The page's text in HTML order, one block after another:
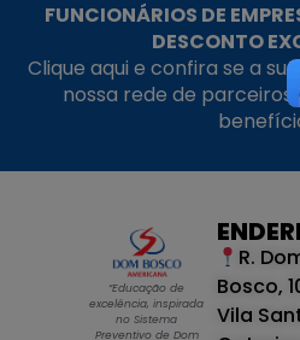
FUNCIONÁRIOS DE
DESCONTO
Clique aqui e confira se a
nossa rede de
“Educação de
excelência, inspirada
no Sistema
Preventivo de Dom
R.
Bosco,
Vila